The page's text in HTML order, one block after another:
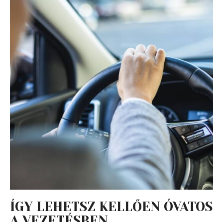
ÍGY LEHETSZ KELLŐEN ÓVATOS